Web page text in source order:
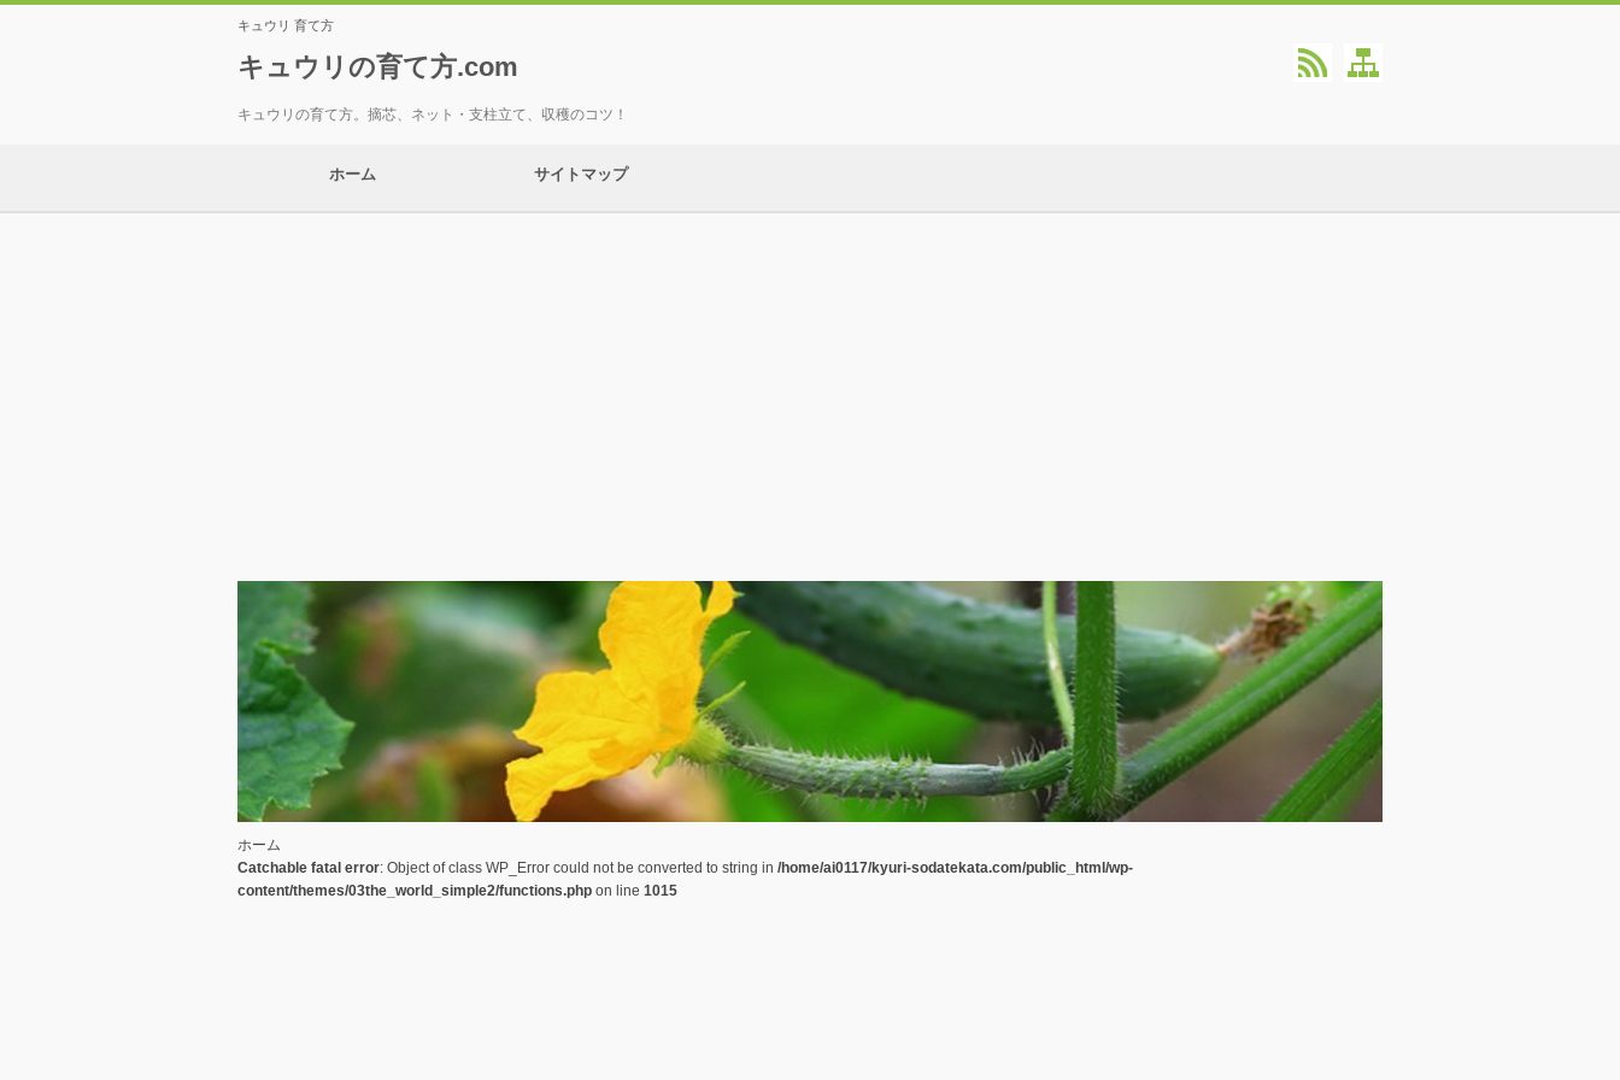
キュウリ 育て方
キュウリの育て方.com
キュウリの育て方。摘芯、ネット・支柱立て、収穫のコツ！
ホーム サイトマップ
ホーム
Catchable fatal error: Object of class WP_Error could not be converted to string in /home/ai0117/kyuri-sodatekata.com/public_html/wp-
content/themes/03the_world_simple2/functions.php on line 1015